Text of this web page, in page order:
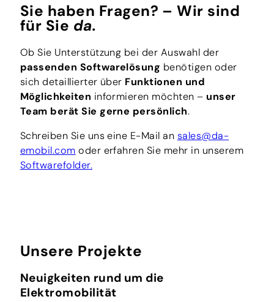
Sie haben Fragen? – Wir sind
für Sie da.
Ob Sie Unterstützung bei der Auswahl der
passenden Softwarelösung benötigen oder
sich detaillierter über Funktionen und
Möglichkeiten informieren möchten – unser
Team berät Sie gerne persönlich.
Schreiben Sie uns eine E-Mail an sales@da-
emobil.com oder erfahren Sie mehr in unserem
Softwarefolder.
Unsere Projekte
Neuigkeiten rund um die
Elektromobilität